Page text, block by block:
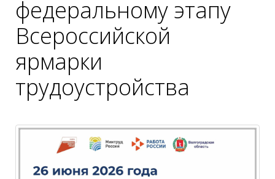
федеральному этапу
Всероссийской
ярмарки
трудоустройства